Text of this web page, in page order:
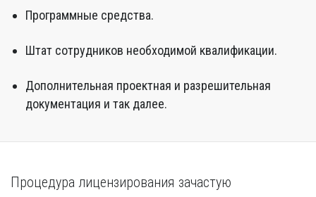
Программные средства.
Штат сотрудников необходимой квалификации.
Дополнительная проектная и разрешительная
документация и так далее.
Процедура лицензирования зачастую